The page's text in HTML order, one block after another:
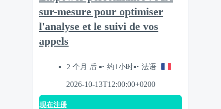
sur-mesure pour optimiser
l'analyse et le suivi de vos
appels
2 个月 后 约1小时 法语
2026-10-13T12:00:00+0200
现在注册